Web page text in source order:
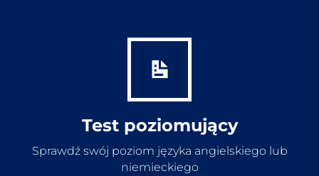
Test poziomujący
Sprawdź swój poziom języka angielskiego lub
niemieckiego